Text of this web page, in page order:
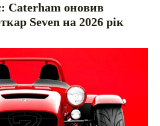
Caterham оновив
Seven на 2026 рік